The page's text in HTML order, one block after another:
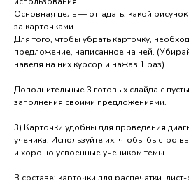
Основная цель — отгадать, какой
за карточками.
Для того, чтобы убрать карточку,
предложение, написанное на ней.
наведя на них курсор и нажав 1 раз).
Дополнительные 3 готовых слайда с
заполнения своими предложениями.
3) Карточки удобны для проведения
ученика. Используйте их, чтобы быстро
и хорошо усвоенные учеником темы.